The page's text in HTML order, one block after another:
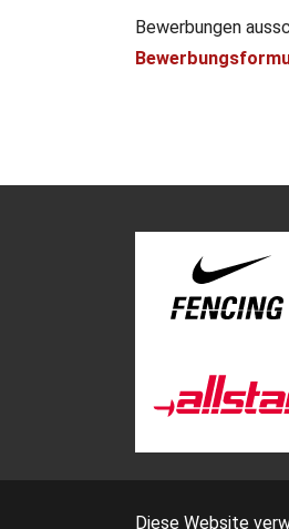
Diese Website
Bewerbungen